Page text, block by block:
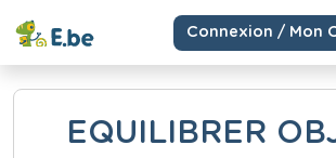
Connexion / Mon
EQUILIBRER